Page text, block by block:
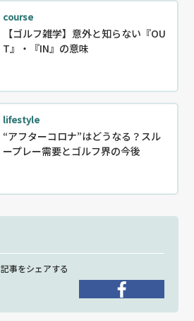
course
【ゴルフ雑学】意外と知らない『OU
T』・『IN』の意味
lifestyle
“アフターコロナ”はどうなる？スル
ープレー需要とゴルフ界の今後
記事をシェアする